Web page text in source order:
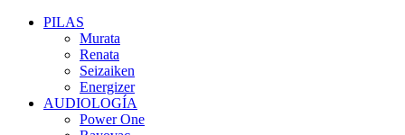
PILAS
Murata
Renata
Seizaiken
Energizer
AUDIOLOGÍA
Power One